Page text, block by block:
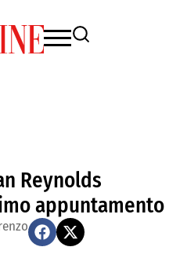
Reynolds
appuntamento